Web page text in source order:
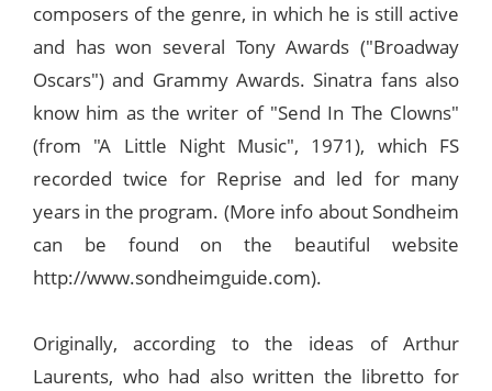
composers of the genre, in which he is still active
and has won several Tony Awards ("Broadway
Oscars") and Grammy Awards. Sinatra fans also
know him as the writer of "Send In The Clowns"
(from "A Little Night Music", 1971), which FS
recorded twice for Reprise and led for many
years in the program. (More info about Sondheim
can be found on the beautiful website
http://www.sondheimguide.com).
Originally, according to the ideas of Arthur
Laurents, who had also written the libretto for